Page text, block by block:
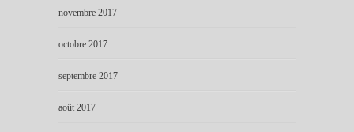
novembre 2017
octobre 2017
septembre 2017
août 2017